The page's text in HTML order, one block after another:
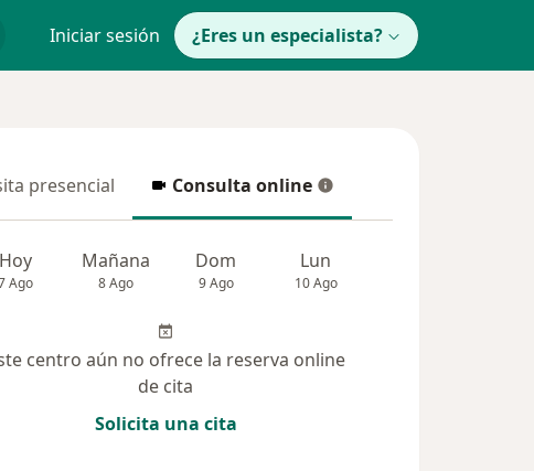
Iniciar sesión ¿Eres un especialista?
presencial
presencial Consulta online
Consulta online
Hoy
Ago
Mañana
8 Ago
Dom
9 Ago
Lun
10 Ago
centro aún no ofrece la reserva online
de cita
Solicita una cita